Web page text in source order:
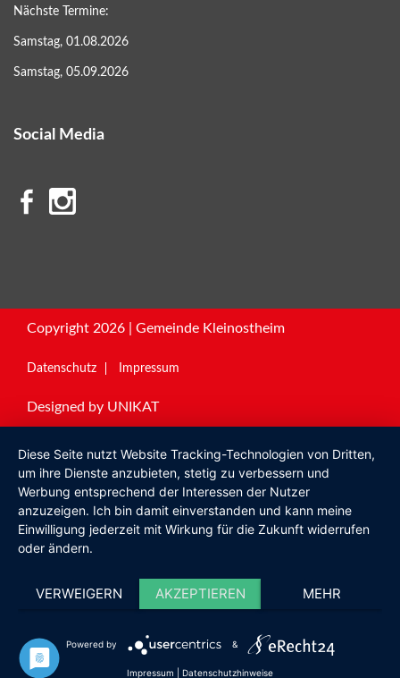
Nächste Termine:
Samstag, 01.08.2026
Samstag, 05.09.2026
Social Media
Copyright 2026 | Gemeinde Kleinostheim
Datenschutz Impressum
Designed by UNIKAT
Diese Seite nutzt Website Tracking-Technologien von Dritten,
um ihre Dienste anzubieten, stetig zu verbessern und
Werbung entsprechend der Interessen der Nutzer
anzuzeigen. Ich bin damit einverstanden und kann meine
Einwilligung jederzeit mit Wirkung für die Zukunft widerrufen
oder ändern.
VERWEIGERN AKZEPTIEREN MEHR
Powered by &
Impressum Datenschutzhinweise